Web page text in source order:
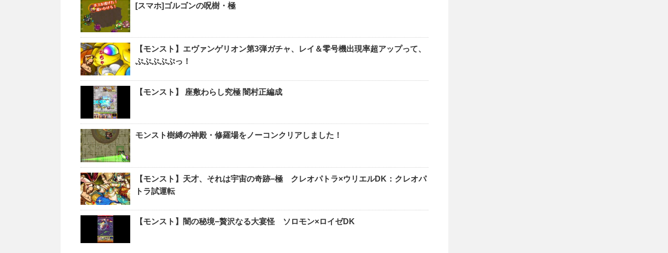
[スマホ]ゴルゴンの呪樹・極
【モンスト】エヴァンゲリオン第3弾ガチャ、レイ＆零号機出現率超アップって、
ぷぷぷぷぷっ！
【モンスト】 座敷わらし究極 闇村正編成
モンスト樹縛の神殿・修羅場をノーコンクリアしました！
【モンスト】天才、それは宇宙の奇跡−極 クレオパトラ×ウリエルDK：クレオパ
トラ試運転
【モンスト】闇の秘境−贅沢なる大宴怪 ソロモン×ロイゼDK